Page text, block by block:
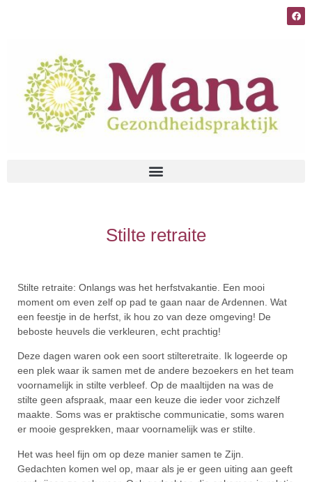
Stilte retraite
Stilte retraite: Onlangs was het herfstvakantie. Een mooi
moment om even zelf op pad te gaan naar de Ardennen. Wat
een feestje in de herfst, ik hou zo van deze omgeving! De
beboste heuvels die verkleuren, echt prachtig!
Deze dagen waren ook een soort stilteretraite. Ik logeerde op
een plek waar ik samen met de andere bezoekers en het team
voornamelijk in stilte verbleef. Op de maaltijden na was de
stilte geen afspraak, maar een keuze die ieder voor zichzelf
maakte. Soms was er praktische communicatie, soms waren
er mooie gesprekken, maar voornamelijk was er stilte.
Het was heel fijn om op deze manier samen te Zijn.
Gedachten komen wel op, maar als je er geen uiting aan geeft